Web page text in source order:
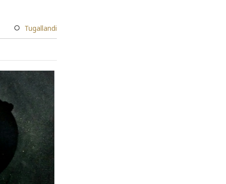
Tugallandi